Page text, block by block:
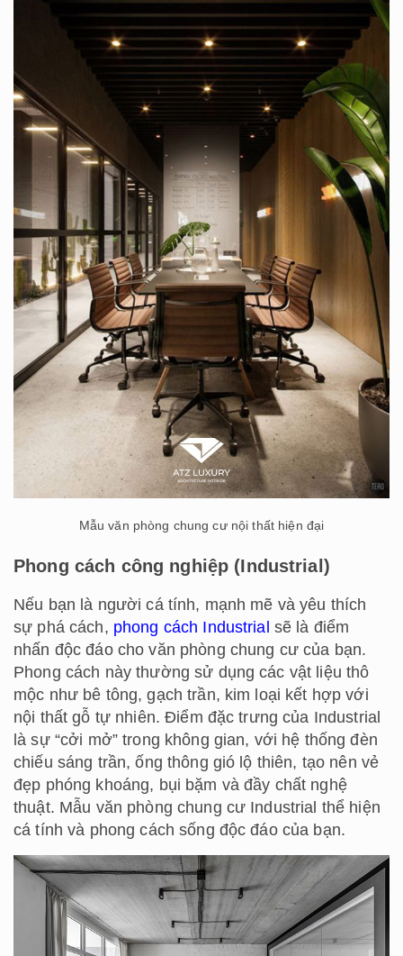
Mẫu văn phòng chung cư nội thất hiện đại
Phong cách công nghiệp (Industrial)
Nếu bạn là người cá tính, mạnh mẽ và yêu thích
sự phá cách, phong cách Industrial sẽ là điểm
nhấn độc đáo cho văn phòng chung cư của bạn.
Phong cách này thường sử dụng các vật liệu thô
mộc như bê tông, gạch trần, kim loại kết hợp với
nội thất gỗ tự nhiên. Điểm đặc trưng của Industrial
là sự “cởi mở” trong không gian, với hệ thống đèn
chiếu sáng trần, ống thông gió lộ thiên, tạo nên vẻ
đẹp phóng khoáng, bụi bặm và đầy chất nghệ
thuật. Mẫu văn phòng chung cư Industrial thể hiện
cá tính và phong cách sống độc đáo của bạn.